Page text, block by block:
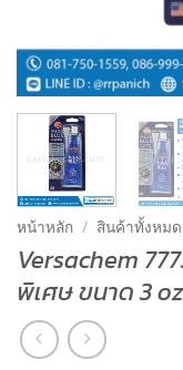
หน้าหลัก / สินค้าทั้งหมด
Versachem
พิเศษ ขนาด 3